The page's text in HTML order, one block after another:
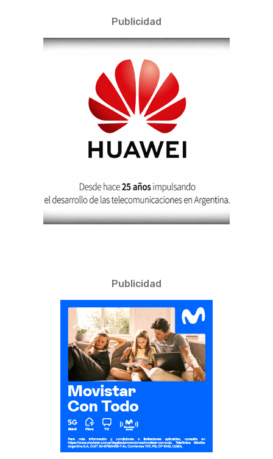
Publicidad
Publicidad